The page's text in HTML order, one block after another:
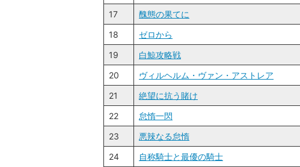
17
醜態の果てに
18
ゼロから
19
白鯨攻略戦
20
ヴィルヘルム・ヴァン・アストレア
21
絶望に抗う賭け
22
怠惰一閃
23
悪辣なる怠惰
24
自称騎士と最優の騎士